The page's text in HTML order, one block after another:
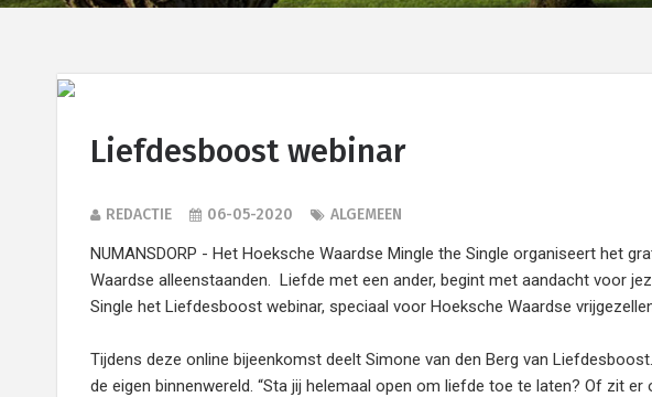
Liefdesboost webinar
REDACTIE 06-05-2020 ALGEMEEN
NUMANSDORP - Het Hoeksche Waardse Mingle the Single organiseert het
Waardse alleenstaanden. Liefde met een ander, begint met aandacht voor
Single het Liefdesboost webinar, speciaal voor Hoeksche Waardse
Tijdens deze online bijeenkomst deelt Simone van den Berg van
de eigen binnenwereld. “Sta jij helemaal open om liefde toe te laten? Of zit er